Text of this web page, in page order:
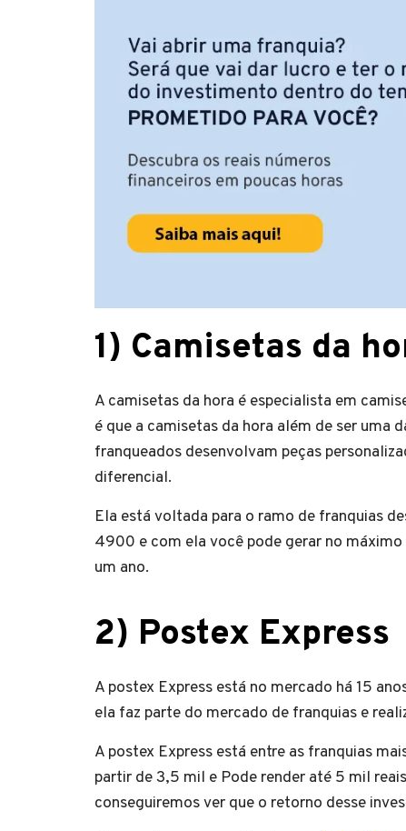
1) Camisetas da
A camisetas da hora é especialista em
é que a camisetas da hora além de ser uma
franqueados desenvolvam peças
diferencial.
Ela está voltada para o ramo de franquias
4900 e com ela você pode gerar no
um ano.
2) Postex Express
A postex Express está no mercado há 15
ela faz parte do mercado de franquias e
A postex Express está entre as franquias
partir de 3,5 mil e Pode render até 5 mil
conseguiremos ver que o retorno desse